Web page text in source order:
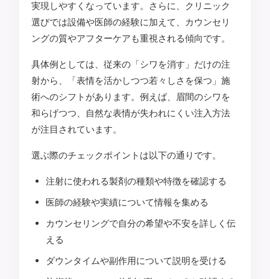
実現しやすくなっています。さらに、クリニック
選びでは設備や医師の経験に加えて、カウンセリ
ングの質やアフターケアも重視される傾向です。
具体例としては、従来の「シワを消す」だけの注
射から、「表情を活かしつつ若々しさを保つ」施
術へのシフトがあります。例えば、眉間のシワを
和らげつつ、自然な表情が失われにくい注入方法
が注目されています。
選ぶ際のチェックポイントは以下の通りです。
注射に使われる製剤の種類や特徴を確認する
医師の経験や実績について情報を集める
カウンセリングで自分の希望や不安を詳しく伝
える
ダウンタイムや副作用について説明を受ける